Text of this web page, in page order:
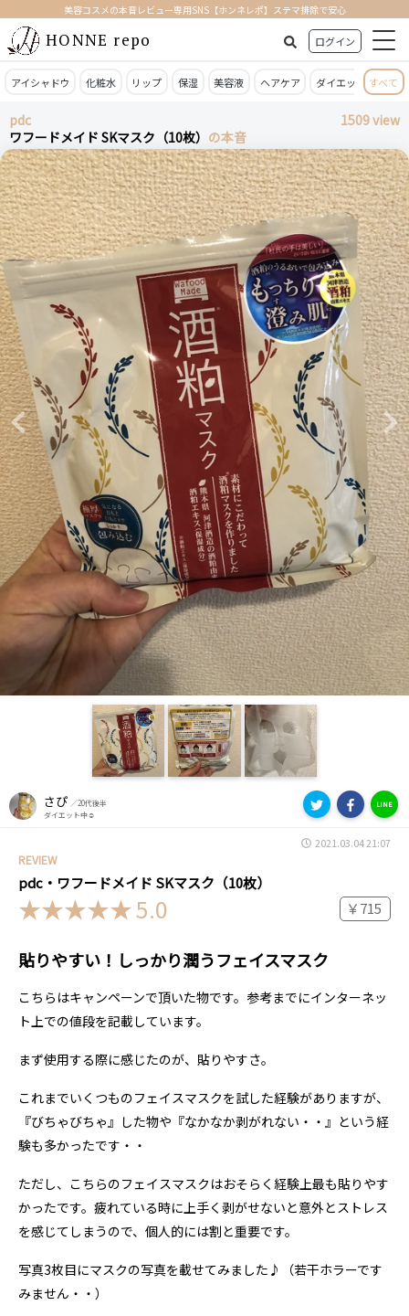
美容コスメの本音レビュー専用SNS【ホンネレポ】ステマ排除で安心
HONNE repo ログイン
アイシャドウ 化粧水 リップ 保湿 美容液 ヘアケア ダイエット 日焼
すべて
pdc
1509 view
ワフードメイド SKマスク（10枚） の本音
Previous
さぴ ／20代後半
ダイエット中☺
LINE
2021.03.04 21:07
REVIEW
pdc・ワフードメイド SKマスク（10枚）
5.0 ￥715
貼りやすい！しっかり潤うフェイスマスク
こちらはキャンペーンで頂いた物です。参考までにインターネッ
ト上での値段を記載しています。
まず使用する際に感じたのが、貼りやすさ。
これまでいくつものフェイスマスクを試した経験がありますが、
『びちゃびちゃ』した物や『なかなか剥がれない・・』という経
験も多かったです・・
ただし、こちらのフェイスマスクはおそらく経験上最も貼りやす
かったです。疲れている時に上手く剥がせないと意外とストレス
を感じてしまうので、個人的には割と重要です。
写真3枚目にマスクの写真を載せてみました♪（若干ホラーです
みません・・）